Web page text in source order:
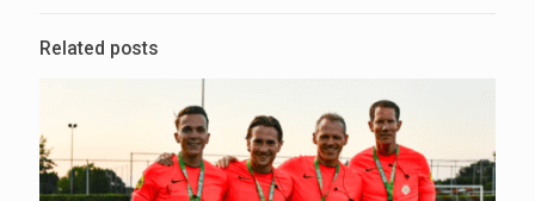
Related posts